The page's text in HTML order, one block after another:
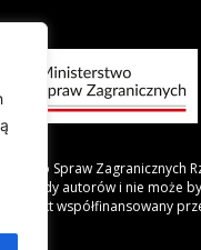
Spraw Zagranicznych
poglądy autorów i nie może
Projekt współfinansowany